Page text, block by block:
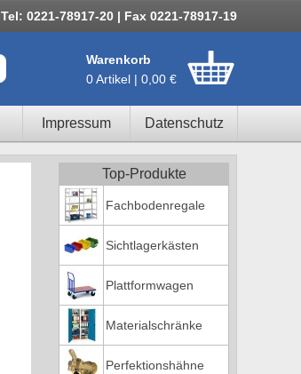
Tel: 0221-78917-20 | Fax 0221-78917-19
Warenkorb
0 Artikel | 0,00 €
Impressum Datenschutz
Top-Produkte
Fachbodenregale
Sichtlagerkästen
Plattformwagen
Materialschränke
Perfektionshähne